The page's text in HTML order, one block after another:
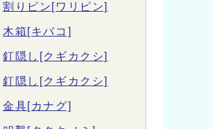
割りピン[ワリピン]
木箱[キバコ]
釘隠し[クギカクシ]
釘隠し[クギカクシ]
金具[カナグ]